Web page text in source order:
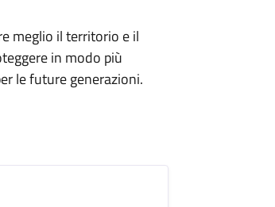
meglio il territorio e il
in modo più
le future generazioni.